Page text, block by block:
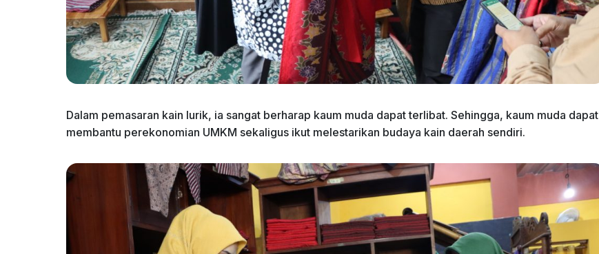
Dalam pemasaran kain lurik, ia sangat berharap kaum muda dapat terlibat. Sehingga, kaum muda dapat
membantu perekonomian UMKM sekaligus ikut melestarikan budaya kain daerah sendiri.